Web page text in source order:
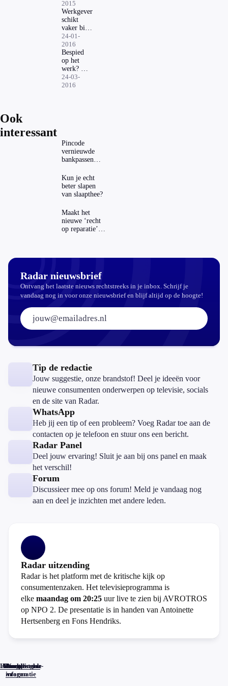
profiel als
je
overlijdt?
2015
Werkgever
schikt
vaker bij
ontslag
24-01-
2016
Bespied
op het
werk? 5
vragen
over
24-03-
2016
Ook
interessant
Pincode
vernieuwde
bankpassen
ING-app: is dat
wel veilig?
Kun je echt
beter slapen
van slaapthee?
Maakt het
nieuwe ‘recht
op reparatie’
Radar nieuwsbrief
Ontvang het laatste nieuws rechtstreeks in je inbox. Schrijf je
vandaag nog in voor onze nieuwsbrief en blijf altijd op de hoogte!
E-mailadres:
Tip de redactie
Jouw suggestie, onze brandstof! Deel je ideeën voor
nieuwe consumenten onderwerpen op televisie, socials
en de site van Radar.
WhatsApp
Heb jij een tip of een probleem? Voeg Radar toe aan de
contacten op je telefoon en stuur ons een bericht.
Radar Panel
Deel jouw ervaring! Sluit je aan bij ons panel en maak
het verschil!
Forum
Discussieer mee op ons forum! Meld je vandaag nog
aan en deel je inzichten met andere leden.
Radar uitzending
Radar is het platform met de kritische kijk op
consumentenzaken. Het televisieprogramma is
elke maandag om 20:25 uur live te zien bij AVROTROS
op NPO 2. De presentatie is in handen van Antoinette
Hertsenberg en Fons Hendriks.
Home
Actueel
Uitzendingen
Reacties
Programma-
informatie
Veelgestelde
vragen